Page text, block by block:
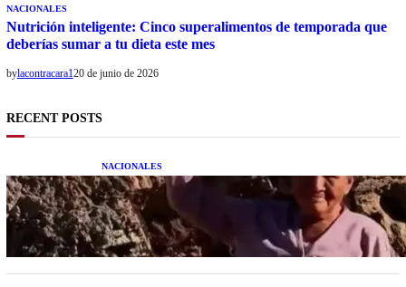
NACIONALES
Nutrición inteligente: Cinco superalimentos de temporada que
deberías sumar a tu dieta este mes
bylacontracara120 de junio de 2026
RECENT POSTS
NACIONALES
Una mujer asegura haber peleado con un
extraterrestre cuerpo a cuerpo